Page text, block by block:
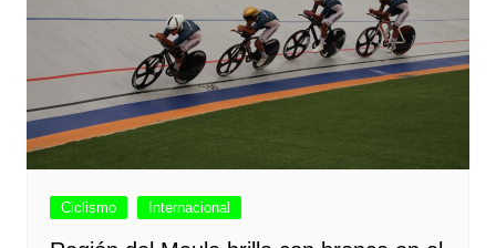
Ciclismo Internacional